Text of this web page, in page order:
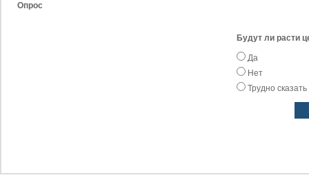
Опрос
Будут ли расти
Да
Нет
Трудно сказать